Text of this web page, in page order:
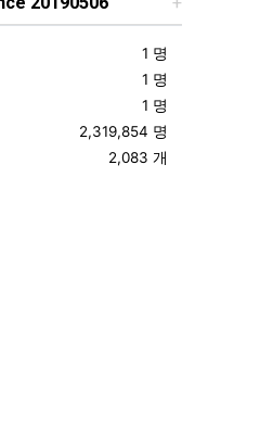
1 명
1 명
1 명
2,319,854 명
2,083 개